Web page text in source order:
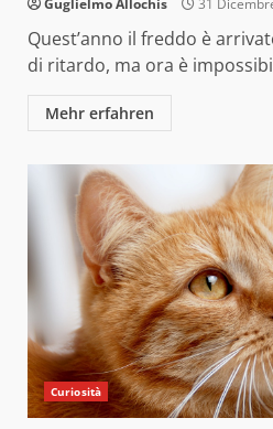
Guglielmo Allochis 31
Quest’anno il freddo è
di ritardo, ma ora è
Mehr erfahren
Curiosità